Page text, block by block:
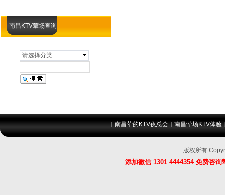
南昌KTV荤场查询
请选择分类
|南昌荤的KTV夜总会 |南昌荤场KTV体验
版权所有
添加微信 1301 4444354免费咨询